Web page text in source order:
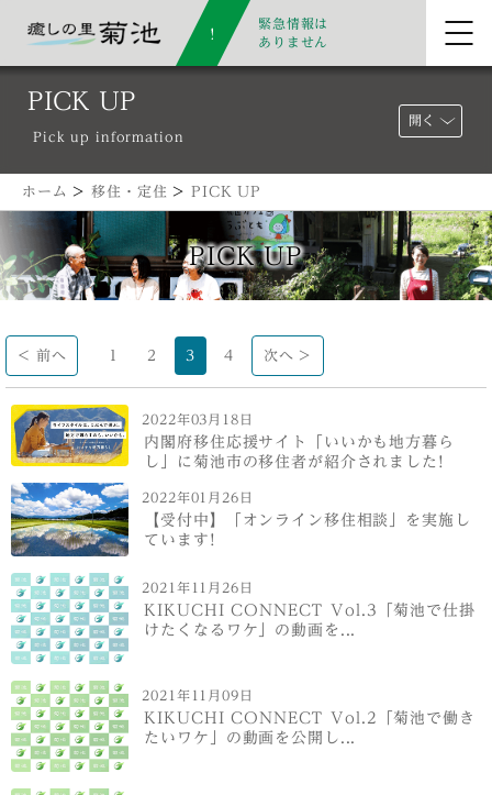
緊急情報は
ありません
PICK UP
Pick up information
開く
ホーム >移住・定住 >PICK UP
PICK UP
< 前へ 1 2 3 4 次へ >
2022年03月18日
内閣府移住応援サイト「いいかも地方暮ら
し」に菊池市の移住者が紹介されました!
2022年01月26日
【受付中】「オンライン移住相談」を実施し
ています!
2021年11月26日
KIKUCHI CONNECT Vol.3「菊池で仕掛
けたくなるワケ」の動画を...
2021年11月09日
KIKUCHI CONNECT Vol.2「菊池で働き
たいワケ」の動画を公開し...